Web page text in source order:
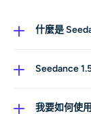
什麼是
輸入，創作
Seedance
度、動作精
我要如何使